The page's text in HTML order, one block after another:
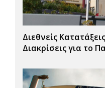
Διεθνείς
Διακρίσεις για το